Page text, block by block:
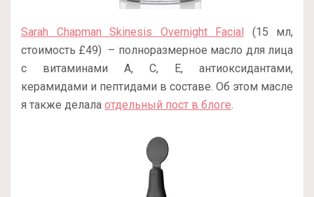
Sarah Chapman Skinesis Overnight Facial
(15 мл,
стоимость £49) – полноразмерное масло для лица
с витаминами А, С, Е, антиоксидантами,
керамидами и пептидами в составе. Об этом масле
я также делала отдельный пост в блоге.